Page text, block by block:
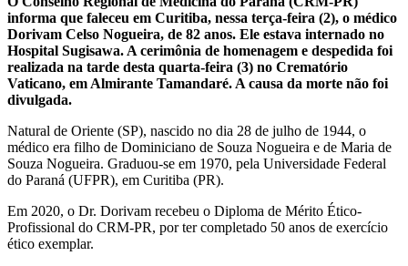
informa que faleceu em Curitiba, nessa terça-feira (2), o médico
Dorivam Celso Nogueira, de 82 anos. Ele estava internado no
Hospital Sugisawa. A cerimônia de homenagem e despedida foi
realizada na tarde desta quarta-feira (3) no Crematório
Vaticano, em Almirante Tamandaré. A causa da morte não foi
divulgada.
Natural de Oriente (SP), nascido no dia 28 de julho de 1944, o
médico era filho de Dominiciano de Souza Nogueira e de Maria de
Souza Nogueira. Graduou-se em 1970, pela Universidade Federal
do Paraná (UFPR), em Curitiba (PR).
Em 2020, o Dr. Dorivam recebeu o Diploma de Mérito Ético-
Profissional do CRM-PR, por ter completado 50 anos de exercício
ético exemplar.